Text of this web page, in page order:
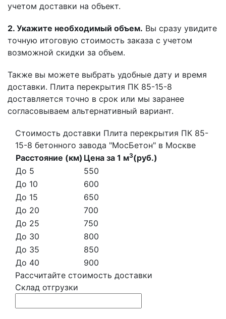
учетом доставки на объект.
2. Укажите необходимый объем. Вы сразу увидите
точную итоговую стоимость заказа с учетом
возможной скидки за объем.
Также вы можете выбрать удобные дату и время
доставки. Плита перекрытия ПК 85-15-8
доставляется точно в срок или мы заранее
согласовываем альтернативный вариант.
Стоимость доставки Плита перекрытия ПК 85-
15-8 бетонного завода "МосБетон" в Москве
Расстояние (км) Цена за 1 м3(руб.)
До 5
550
До 10
600
До 15
650
До 20
700
До 25
750
До 30
800
До 35
850
До 40
900
Рассчитайте стоимость доставки
Склад отгрузки